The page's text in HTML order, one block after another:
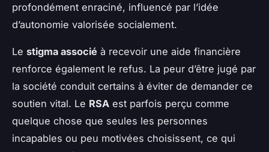
profondément enraciné, influencé par l’idée
d’autonomie valorisée socialement.
Le stigma associé à recevoir une aide financière
renforce également le refus. La peur d’être jugé par
la société conduit certains à éviter de demander ce
soutien vital. Le RSA est parfois perçu comme
quelque chose que seules les personnes
incapables ou peu motivées choisissent, ce qui